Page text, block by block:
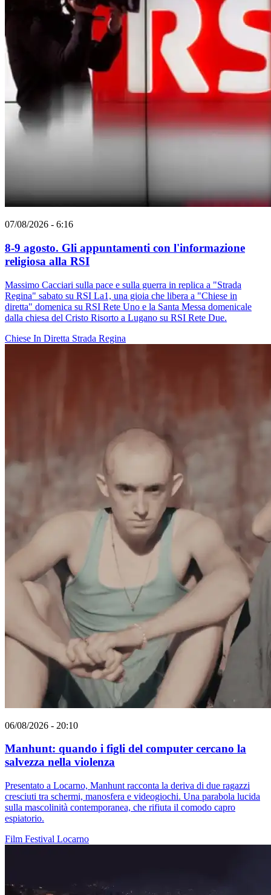
07/08/2026 - 6:16
8-9 agosto. Gli appuntamenti con l'informazione
religiosa alla RSI
Massimo Cacciari sulla pace e sulla guerra in replica a "Strada
Regina" sabato su RSI La1, una gioia che libera a "Chiese in
diretta" domenica su RSI Rete Uno e la Santa Messa domenicale
dalla chiesa del Cristo Risorto a Lugano su RSI Rete Due.
Chiese In Diretta Strada Regina
06/08/2026 - 20:10
Manhunt: quando i figli del computer cercano la
salvezza nella violenza
Presentato a Locarno, Manhunt racconta la deriva di due ragazzi
cresciuti tra schermi, manosfera e videogiochi. Una parabola lucida
sulla mascolinità contemporanea, che rifiuta il comodo capro
espiatorio.
Film Festival Locarno